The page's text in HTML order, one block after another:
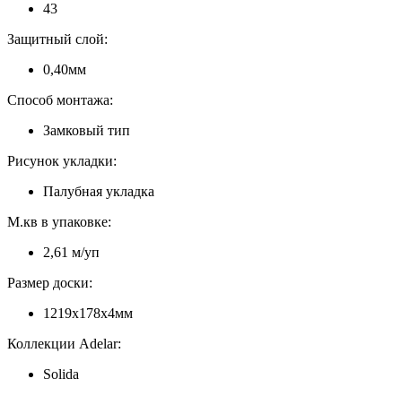
43
Защитный слой:
0,40мм
Способ монтажа:
Замковый тип
Рисунок укладки:
Палубная укладка
М.кв в упаковке:
2,61 м/уп
Размер доски:
1219x178x4мм
Коллекции Adelar:
Solida